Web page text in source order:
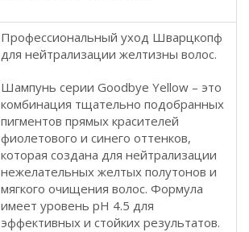
Профессиональный уход Шварцкопф
для нейтрализации желтизны волос.
Шампунь серии Goodbye Yellow – это
комбинация тщательно подобранных
пигментов прямых красителей
фиолетового и синего оттенков,
которая создана для нейтрализации
нежелательных желтых полутонов и
мягкого очищения волос. Формула
имеет уровень рН 4.5 для
эффективных и стойких результатов.